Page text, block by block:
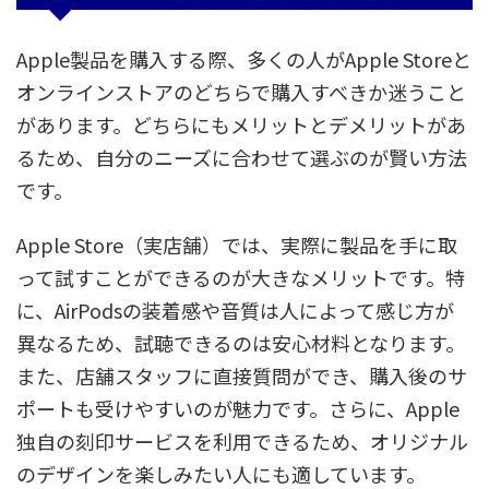
Apple製品を購入する際、多くの人がApple Storeと
オンラインストアのどちらで購入すべきか迷うこと
があります。どちらにもメリットとデメリットがあ
るため、自分のニーズに合わせて選ぶのが賢い方法
です。
Apple Store（実店舗）では、実際に製品を手に取
って試すことができるのが大きなメリットです。特
に、AirPodsの装着感や音質は人によって感じ方が
異なるため、試聴できるのは安心材料となります。
また、店舗スタッフに直接質問ができ、購入後のサ
ポートも受けやすいのが魅力です。さらに、Apple
独自の刻印サービスを利用できるため、オリジナル
のデザインを楽しみたい人にも適しています。